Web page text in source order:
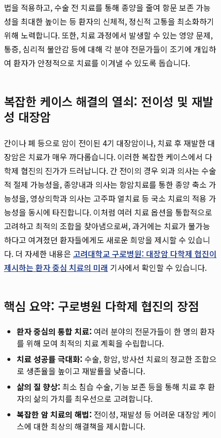
법을 적용하고, 수술 전 치료를 통해 종양을 줄여 항문 보존 가능
성을 최대한 높이는 등 환자의 신체적, 정신적 고통을 최소화하기
위해 노력합니다. 또한, 치료 과정에서 발생할 수 있는 영양 문제,
통증, 심리적 불안감 등에 대해 각 분야 전문가들이 조기에 개입하
여 환자가 안정적으로 치료를 이겨낼 수 있도록 돕습니다.
복잡한 케이스 해결의 열쇠: 전이성 및 재발
성 대장암
간이나 폐 등으로 암이 전이된 4기 대장암이나, 치료 후 재발한 대
장암은 치료가 매우 까다롭습니다. 이러한 복잡한 케이스에서 다
학제 협진의 진가가 드러납니다. 간 전이의 경우 외과 의사는 수술
적 절제 가능성을, 종양내과 의사는 항암치료를 통한 종양 축소 가
능성을, 영상의학과 의사는 고주파 열치료 등 국소 치료의 적용 가
능성을 동시에 타진합니다. 이처럼 여러 치료 옵션을 통합적으로
고려하고 최적의 조합을 찾아냄으로써, 과거에는 치료가 불가능
하다고 여겨졌던 환자들에게도 새로운 희망을 제시할 수 있습니
다. 더 자세한 내용은 고려대학교 구로병원: 대장암 다학제 협진이
제시하는 환자 중심 치료의 미래 기사에서 확인할 수 있습니다.
핵심 요약: 구로병원 다학제 협진의 장점
환자 중심의 통합 치료: 여러 분야의 전문가들이 한 명의 환자
를 위해 모여 최적의 치료 계획을 수립합니다.
치료 성공률 극대화: 수술, 항암, 방사선 치료의 정교한 조합으
로 생존율을 높이고 재발률을 낮춥니다.
삶의 질 향상: 최소 침습 수술, 기능 보존 등을 통해 치료 후 환
자의 삶의 가치를 최우선으로 고려합니다.
복잡한 암 치료의 해법: 전이성, 재발성 등 어려운 대장암 케이
스에 대한 최상의 해결책을 제시합니다.